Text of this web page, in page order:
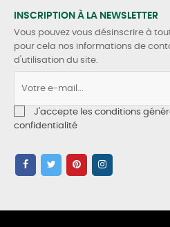
INSCRIPTION À LA NEWSLETTER
Vous pouvez vous désinscrire à
pour cela nos informations de
d'utilisation du site.
J'accepte les conditions
confidentialité